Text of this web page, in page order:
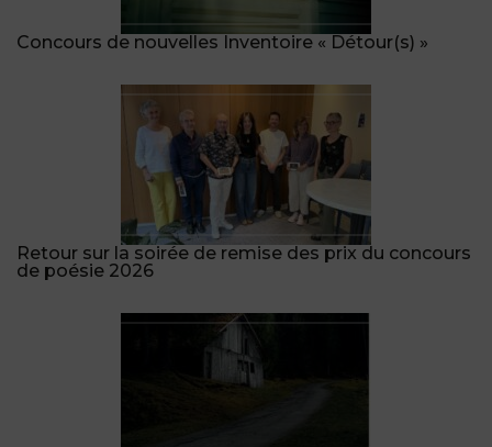
Concours de nouvelles Inventoire « Détour(s) »
Retour sur la soirée de remise des prix du concours
de poésie 2026